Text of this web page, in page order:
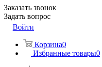
Заказать звонок
Задать вопрос
Войти
Корзина0
Избранные товары0